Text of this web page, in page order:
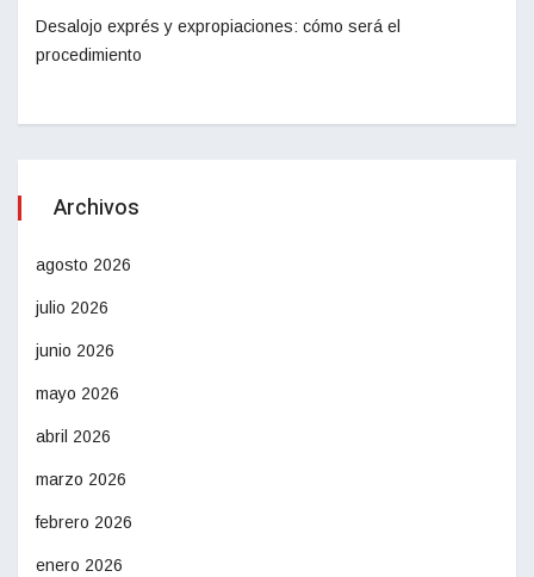
Desalojo exprés y expropiaciones: cómo será el
procedimiento
Archivos
agosto 2026
julio 2026
junio 2026
mayo 2026
abril 2026
marzo 2026
febrero 2026
enero 2026